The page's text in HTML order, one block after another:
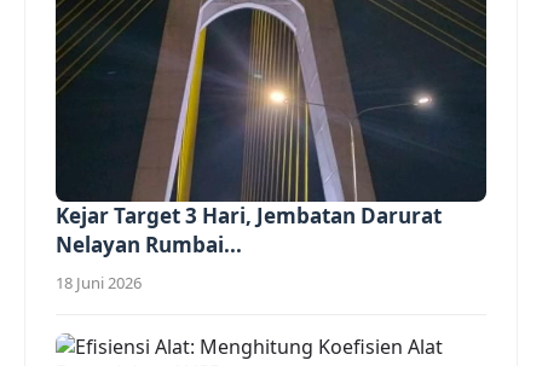
Kejar Target 3 Hari, Jembatan Darurat
Nelayan Rumbai...
18 Juni 2026